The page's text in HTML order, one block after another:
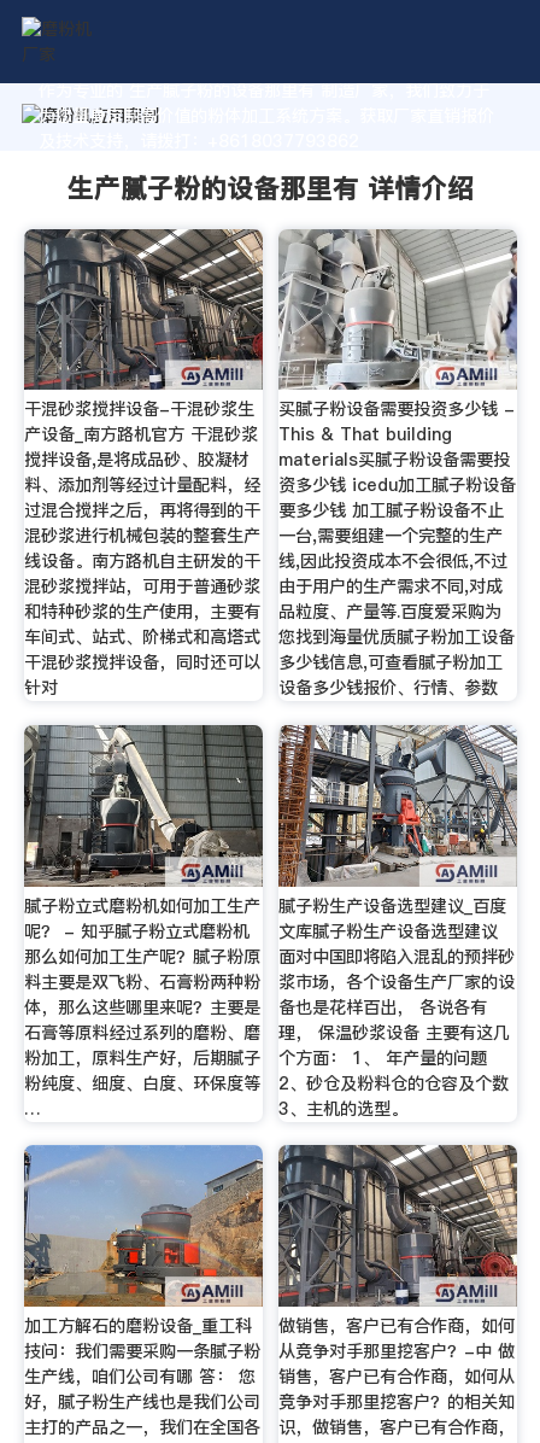
作为专业的 生产腻子粉的设备那里有 制造厂家，我们致力于
为您量身定制高价值的粉体加工系统方案。获取厂家直销报价
生产腻子粉的设备那里有 详情介绍
干混砂浆搅拌设备-干混砂浆生
产设备_南方路机官方 干混砂浆
搅拌设备,是将成品砂、胶凝材
料、添加剂等经过计量配料，经
过混合搅拌之后，再将得到的干
混砂浆进行机械包装的整套生产
线设备。南方路机自主研发的干
混砂浆搅拌站，可用于普通砂浆
和特种砂浆的生产使用，主要有
车间式、站式、阶梯式和高塔式
干混砂浆搅拌设备，同时还可以
针对
买腻子粉设备需要投资多少钱 -
This & That building
materials买腻子粉设备需要投
资多少钱 icedu加工腻子粉设备
要多少钱 加工腻子粉设备不止
一台,需要组建一个完整的生产
线,因此投资成本不会很低,不过
由于用户的生产需求不同,对成
品粒度、产量等.百度爱采购为
您找到海量优质腻子粉加工设备
多少钱信息,可查看腻子粉加工
设备多少钱报价、行情、参数
腻子粉立式磨粉机如何加工生产
呢？ - 知乎腻子粉立式磨粉机
那么如何加工生产呢？腻子粉原
料主要是双飞粉、石膏粉两种粉
体，那么这些哪里来呢？主要是
石膏等原料经过系列的磨粉、磨
粉加工，原料生产好，后期腻子
粉纯度、细度、白度、环保度等
…
腻子粉生产设备选型建议_百度
文库腻子粉生产设备选型建议
面对中国即将陷入混乱的预拌砂
浆市场，各个设备生产厂家的设
备也是花样百出， 各说各有
理， 保温砂浆设备 主要有这几
个方面： 1、 年产量的问题
2、砂仓及粉料仓的仓容及个数
3、主机的选型。
加工方解石的磨粉设备_重工科
技问：我们需要采购一条腻子粉
生产线，咱们公司有哪 答： 您
好，腻子粉生产线也是我们公司
主打的产品之一，我们在全国各
做销售，客户已有合作商，如何
从竞争对手那里挖客户？-中 做
销售，客户已有合作商，如何从
竞争对手那里挖客户？的相关知
识，做销售，客户已有合作商，